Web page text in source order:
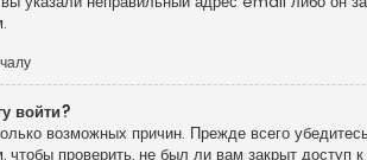
войти?
возможных причин. Прежде всего
чтобы проверить, не был ли вам закрыт